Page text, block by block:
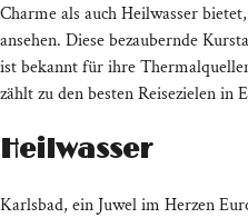
Charme als auch Heilwasser
ansehen. Diese bezaubernde
ist bekannt für ihre
zählt zu den besten Reisezielen in
Heilwasser
Karlsbad, ein Juwel im Herzen